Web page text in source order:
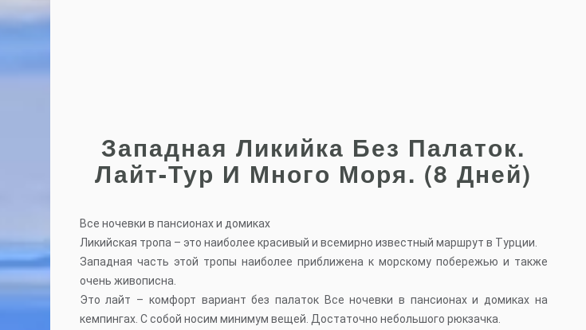
Западная Ликийка Без Палаток.
Лайт-Тур И Много Моря. (8 Дней)
Все ночевки в пансионах и домиках
Ликийская тропа – это наиболее красивый и всемирно известный маршрут в Турции.
Западная часть этой тропы наиболее приближена к морскому побережью и также
очень живописна.
Это лайт – комфорт вариант без палаток Все ночевки в пансионах и домиках на
кемпингах. С собой носим минимум вещей. Достаточно небольшого рюкзачка.